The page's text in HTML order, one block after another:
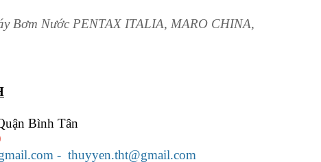
Bơm Nước PENTAX ITALIA, MARO CHINA,
Bình Tân
- thuyyen.tht@gmail.com